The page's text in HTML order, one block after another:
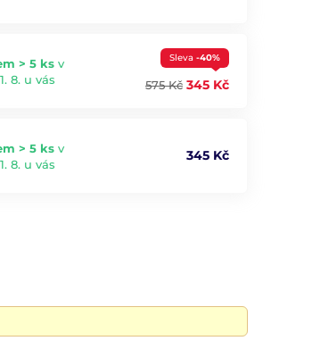
> 5 ks v
8. u vás
Sleva -40%
575 Kč 345 Kč
> 5 ks v
8. u vás
345 Kč